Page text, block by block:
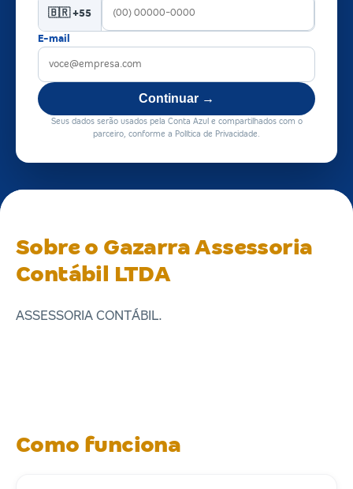
🇧🇷 +55
E-mail
Continuar →
Seus dados serão usados pela Conta Azul e compartilhados com o
parceiro, conforme a Política de Privacidade.
Sobre o Gazarra Assessoria
Contábil LTDA
ASSESSORIA CONTÁBIL.
Como funciona